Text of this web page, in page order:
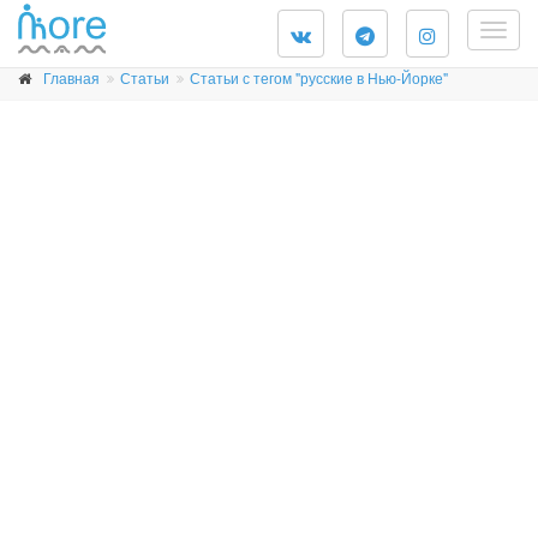
Главная Статьи Статьи с тегом "русские в Нью-Йорке"